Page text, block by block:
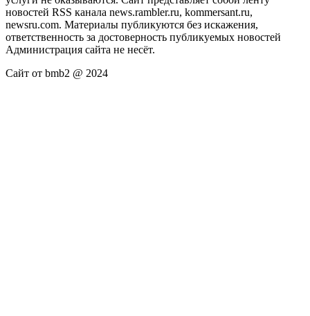
новостей RSS канала news.rambler.ru, kommersant.ru,
newsru.com. Материалы публикуются без искажения,
ответственность за достоверность публикуемых новостей
Администрация сайта не несёт.
Сайт от bmb2 @ 2024